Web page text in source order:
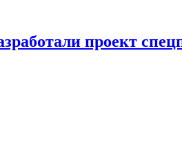
проект